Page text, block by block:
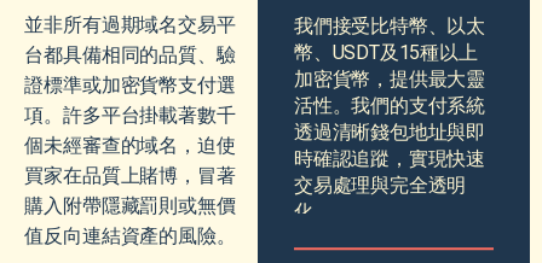
並非所有過期域名交易平
台都具備相同的品質、驗
證標準或加密貨幣支付選
項。許多平台掛載著數千
個未經審查的域名，迫使
買家在品質上賭博，冒著
購入附帶隱藏罰則或無價
值反向連結資產的風險。
我們接受比特幣、以太
幣、USDT及15種以上
加密貨幣，提供最大靈
活性。我們的支付系統
透過清晰錢包地址與即
時確認追蹤，實現快速
交易處理與完全透明
化。